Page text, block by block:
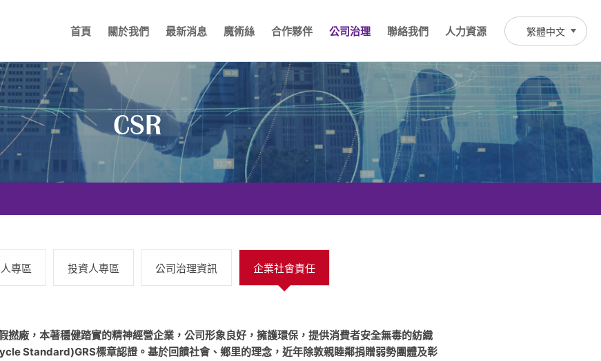
首頁 關於我們 最新消息 魔術絲 合作夥伴 公司治理 聯絡我們 人力資源 繁體中文
CSR
專區 投資人專區 公司治理資訊 企業社會責任
撚廠，本著穩健踏實的精神經營企業，公司形象良好，擁護環保，提供消費者安全無毒的紡織
Standard)GRS標章認證。基於回饋社會、鄉里的理念，近年除敦親睦鄰捐贈弱勢團體及彰